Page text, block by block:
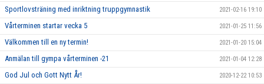
Sportlovsträning med inriktning truppgymnastik 2021-02-16 19:10
Vårterminen startar vecka 5 2021-01-25 11:56
Välkommen till en ny termin! 2021-01-20 15:04
Anmälan till gympa vårterminen -21 2021-01-04 12:28
God Jul och Gott Nytt År! 2020-12-22 10:53